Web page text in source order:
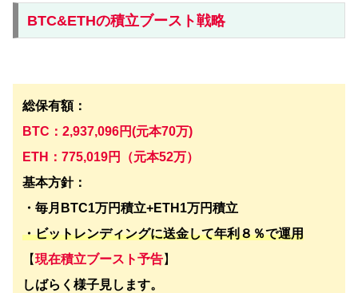
BTC&ETHの積立ブースト戦略
総保有額：
BTC： 2,937,096円(元本70万)
ETH：775,019円（元本52万）
基本方針：
・毎月BTC1万円積立+ETH1万円積立
・ビットレンディングに送金して年利８％で運用
【現在積立ブースト予告】
しばらく様子見します。